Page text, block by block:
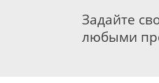
Задайте
любыми